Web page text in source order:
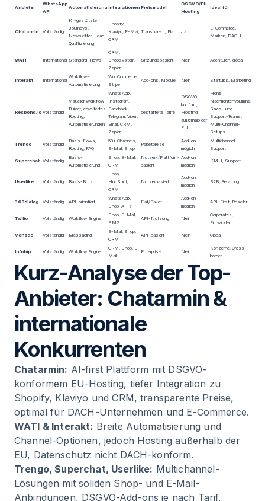
Anbieter
WhatsApp
API
Automatisierung Integrationen Preismodell
DSGVO/EU-
Hosting
Ideal für
Chatarmin Vollständig
KI-gestützte
Journeys,
Newsletter, Lead-
Qualifizierung
Shopify,
Klaviyo, E-Mail,
CRM
Transparent, Flat Ja
E-Commerce,
Marken, DACH
WATI International Standard-Flows
CRM,
Shopsystem,
Zapier
Sitzungsbasiert Nein Agenturen, global
Interakt International
Workflow-
Automatisierung
WooCommerce,
Stripe
Add-ons, Module Nein Startups, Marketing
Respond.io Vollständig
Visueller Workflow-
Builder, erweitertes
Routing,
Automatisierungen
WhatsApp,
Instagram,
Facebook,
Telegram, Viber,
Email, CRM,
Zapier
gestaffelte Tarife
DSGVO-
konform,
Hosting
außerhalb der
EU
Hohe
Nachrichtenvolumina,
Sales- und
Support-Teams,
Multi-Channel-
Setups
Trengo Vollständig
Basis-Flows,
Routing, FAQ
50+ Channels,
E-Mail, Shop
Paketpreise
Add-on
möglich
Multichannel-
Support
Superchat Vollständig
Basis-
Automatisierung
Shop, E-Mail,
CRM
Nutzer-/Plattform-
basiert
Add-on
möglich
KMU, Support
Userlike Vollständig Basis-Bots
Shop,
HubSpot,
CRM
Nutzerbasiert
Add-on
möglich
B2B, Beratung
360dialog Vollständig API-orientiert
WhatsApp,
Shop-APIs
Flat/Paket
Add-on
möglich
API-First, Reseller
Twilio Vollständig Workflow Engine
Shop, E-Mail,
SMS
API-Nutzung Nein
Corporates,
Entwickler
Vonage Vollständig Messaging
E-Mail, Shop,
CRM
API-basiert Nein Global
Infobip Vollständig Workflow Engine
CRM, Shop, E-
Mail
Enterprise Nein
Konzerne, Cross-
border
Kurz-Analyse der Top-
Anbieter: Chatarmin &
internationale
Konkurrenten
Chatarmin: AI-first Plattform mit DSGVO-
konformem EU-Hosting, tiefer Integration zu
Shopify, Klaviyo und CRM, transparente Preise,
optimal für DACH-Unternehmen und E-Commerce.
WATI & Interakt: Breite Automatisierung und
Channel-Optionen, jedoch Hosting außerhalb der
EU, Datenschutz nicht DACH-konform.
Trengo, Superchat, Userlike: Multichannel-
Lösungen mit soliden Shop- und E-Mail-
Anbindungen, DSGVO-Add-ons je nach Tarif,